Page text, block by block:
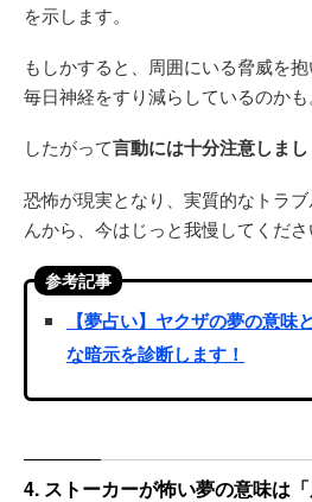
を示します。
もしかすると、周囲にいる脅威を抱
毎日神経をすり減らしているのかも
したがって言動には十分注意しまし
恐怖が現実となり、実質的なトラ
んから、今はじっと我慢してくださ
参考記事
【夢占い】ヤクザの夢の意味
な暗示を診断します！
4. ストーカーが怖い夢の意味は